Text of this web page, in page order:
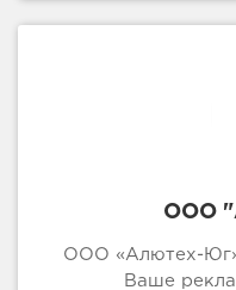
ООО
ООО «Алютех-Юг»
Ваше